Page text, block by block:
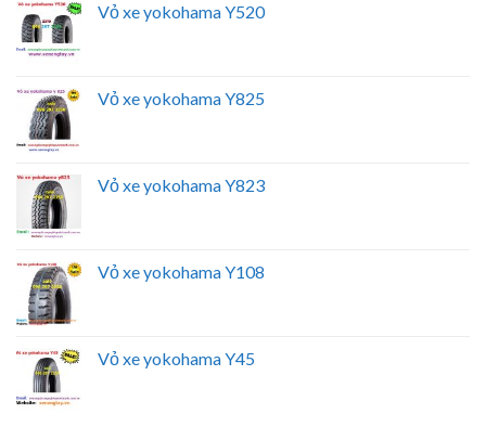
Vỏ xe yokohama Y520
Vỏ xe yokohama Y825
Vỏ xe yokohama Y823
Vỏ xe yokohama Y108
Vỏ xe yokohama Y45